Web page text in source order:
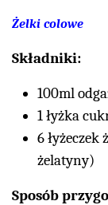
Żelki colowe
Składniki:
100ml
1 łyżka
6
żelatyny)
Sposób